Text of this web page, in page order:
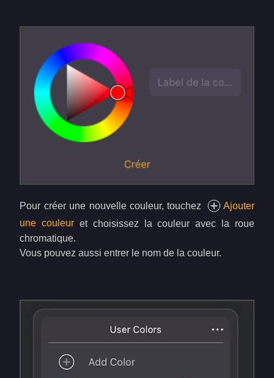
Pour créer une nouvelle couleur, touchez
Ajouter
une couleur et choisissez la couleur avec la roue
chromatique.
Vous pouvez aussi entrer le nom de la couleur.